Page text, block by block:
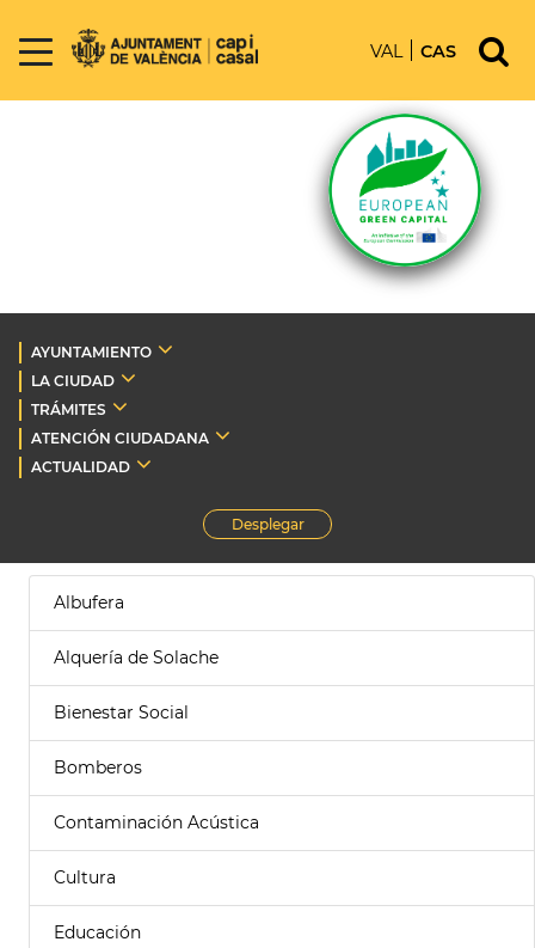
VAL CAS
AYUNTAMIENTO
LA CIUDAD
TRÁMITES
ATENCIÓN CIUDADANA
ACTUALIDAD
Desplegar
Albufera
Alquería de Solache
Bienestar Social
Bomberos
Contaminación Acústica
Cultura
Educación